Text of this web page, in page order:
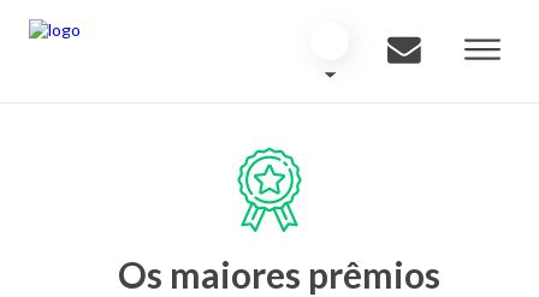
Os maiores prêmios